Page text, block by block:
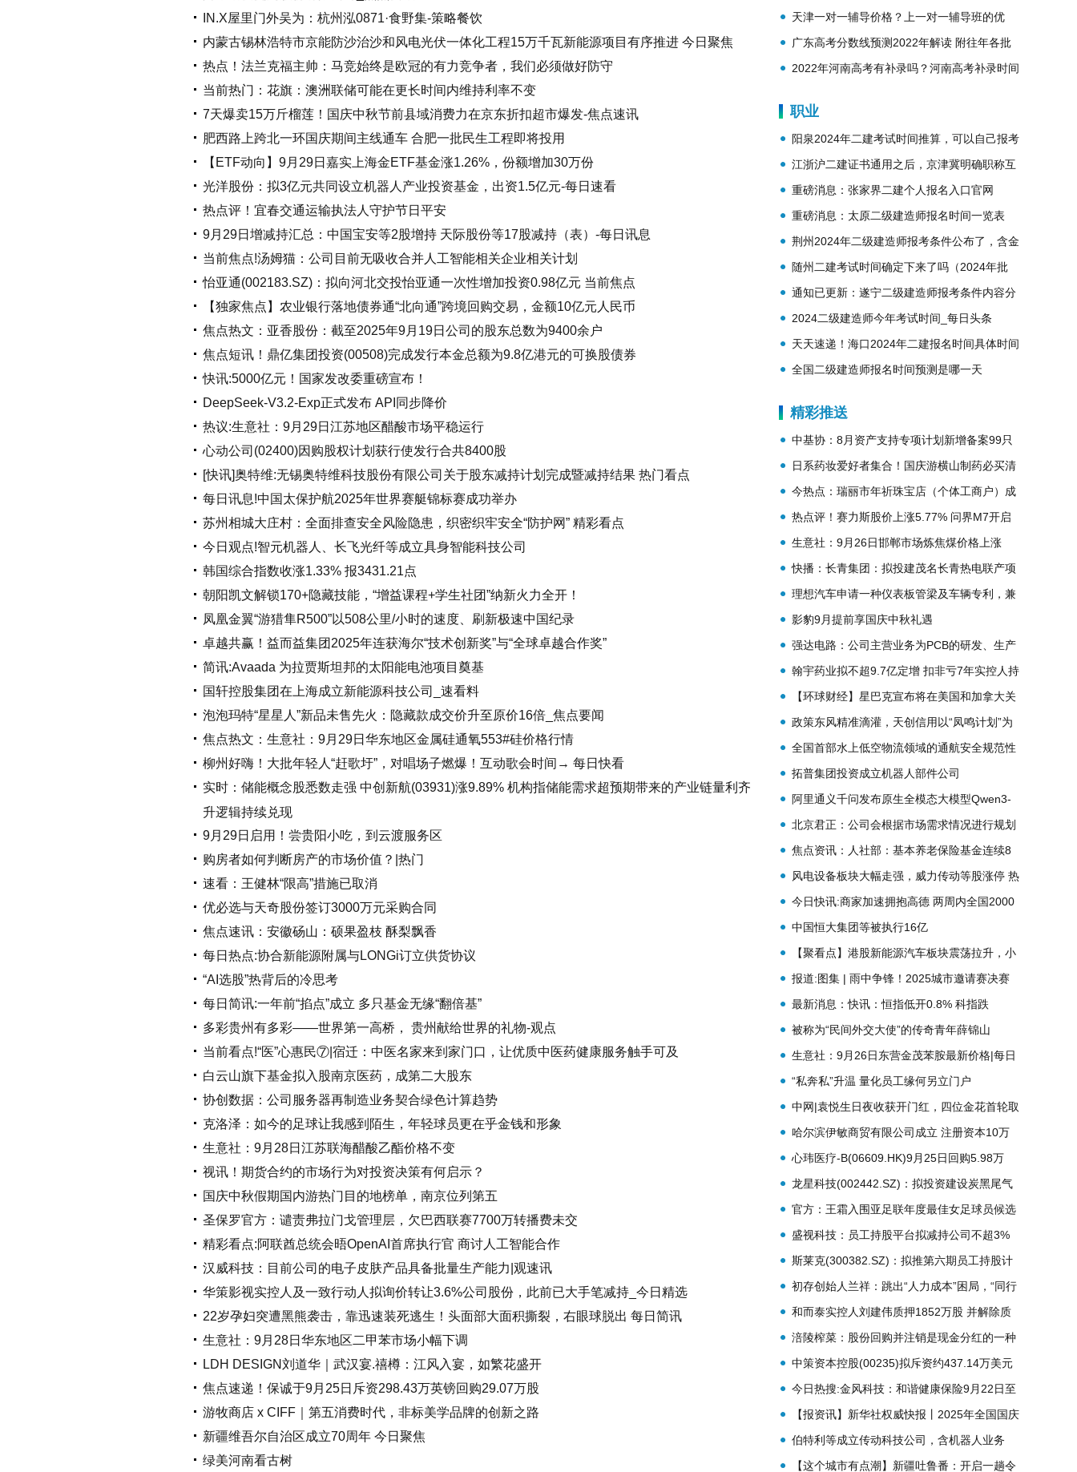
IN.X屋里门外吴为：杭州泓0871·食野集-策略餐饮
内蒙古锡林浩特市京能防沙治沙和风电光伏一体化工程15万千瓦新能源项目有序推进 今日聚焦
热点！法兰克福主帅：马竞始终是欧冠的有力竞争者，我们必须做好防守
当前热门：花旗：澳洲联储可能在更长时间内维持利率不变
7天爆卖15万斤榴莲！国庆中秋节前县域消费力在京东折扣超市爆发-焦点速讯
肥西路上跨北一环国庆期间主线通车 合肥一批民生工程即将投用
【ETF动向】9月29日嘉实上海金ETF基金涨1.26%，份额增加30万份
光洋股份：拟3亿元共同设立机器人产业投资基金，出资1.5亿元-每日速看
热点评！宜春交通运输执法人守护节日平安
9月29日增减持汇总：中国宝安等2股增持 天际股份等17股减持（表）-每日讯息
当前焦点!汤姆猫：公司目前无吸收合并人工智能相关企业相关计划
怡亚通(002183.SZ)：拟向河北交投怡亚通一次性增加投资0.98亿元 当前焦点
【独家焦点】农业银行落地债券通“北向通”跨境回购交易，金额10亿元人民币
焦点热文：亚香股份：截至2025年9月19日公司的股东总数为9400余户
焦点短讯！鼎亿集团投资(00508)完成发行本金总额为9.8亿港元的可换股债券
快讯:5000亿元！国家发改委重磅宣布！
DeepSeek-V3.2-Exp正式发布 API同步降价
热议:生意社：9月29日江苏地区醋酸市场平稳运行
心动公司(02400)因购股权计划获行使发行合共8400股
[快讯]奥特维:无锡奥特维科技股份有限公司关于股东减持计划完成暨减持结果 热门看点
每日讯息!中国太保护航2025年世界赛艇锦标赛成功举办
苏州相城大庄村：全面排查安全风险隐患，织密织牢安全“防护网” 精彩看点
今日观点!智元机器人、长飞光纤等成立具身智能科技公司
韩国综合指数收涨1.33% 报3431.21点
朝阳凯文解锁170+隐藏技能，“增益课程+学生社团”纳新火力全开！
凤凰金翼“游猎隼R500”以508公里/小时的速度、刷新极速中国纪录
卓越共赢！益而益集团2025年连获海尔“技术创新奖”与“全球卓越合作奖”
简讯:Avaada 为拉贾斯坦邦的太阳能电池项目奠基
国轩控股集团在上海成立新能源科技公司_速看料
泡泡玛特“星星人”新品未售先火：隐藏款成交价升至原价16倍_焦点要闻
焦点热文：生意社：9月29日华东地区金属硅通氧553#硅价格行情
柳州好嗨！大批年轻人“赶歌圩”，对唱场子燃爆！互动歌会时间→ 每日快看
实时：储能概念股悉数走强 中创新航(03931)涨9.89% 机构指储能需求超预期带来的产业链量利齐
升逻辑持续兑现
9月29日启用！尝贵阳小吃，到云渡服务区
购房者如何判断房产的市场价值？|热门
速看：王健林“限高”措施已取消
优必选与天奇股份签订3000万元采购合同
焦点速讯：安徽砀山：硕果盈枝 酥梨飘香
每日热点:协合新能源附属与LONGi订立供货协议
“AI选股”热背后的冷思考
每日简讯:一年前“掐点”成立 多只基金无缘“翻倍基”
多彩贵州有多彩——世界第一高桥， 贵州献给世界的礼物-观点
当前看点!“医”心惠民⑦|宿迁：中医名家来到家门口，让优质中医药健康服务触手可及
白云山旗下基金拟入股南京医药，成第二大股东
协创数据：公司服务器再制造业务契合绿色计算趋势
克洛泽：如今的足球让我感到陌生，年轻球员更在乎金钱和形象
生意社：9月28日江苏联海醋酸乙酯价格不变
视讯！期货合约的市场行为对投资决策有何启示？
国庆中秋假期国内游热门目的地榜单，南京位列第五
圣保罗官方：谴责弗拉门戈管理层，欠巴西联赛7700万转播费未交
精彩看点:阿联酋总统会晤OpenAI首席执行官 商讨人工智能合作
汉威科技：目前公司的电子皮肤产品具备批量生产能力|观速讯
华策影视实控人及一致行动人拟询价转让3.6%公司股份，此前已大手笔减持_今日精选
22岁孕妇突遭黑熊袭击，靠迅速装死逃生！头面部大面积撕裂，右眼球脱出 每日简讯
生意社：9月28日华东地区二甲苯市场小幅下调
LDH DESIGN刘道华｜武汉宴.禧樽：江风入宴，如繁花盛开
焦点速递！保诚于9月25日斥资298.43万英镑回购29.07万股
游牧商店 x CIFF｜第五消费时代，非标美学品牌的创新之路
新疆维吾尔自治区成立70周年 今日聚焦
绿美河南看古树
天津一对一辅导价格？上一对一辅导班的优
势？
广东高考分数线预测2022年解读 附往年各批
次分数线
2022年河南高考有补录吗？河南高考补录时间
职业
阳泉2024年二建考试时间推算，可以自己报考
吗
江浙沪二建证书通用之后，京津冀明确职称互
认！一体化进程正急速推进！
重磅消息：张家界二建个人报名入口官网
重磅消息：太原二级建造师报名时间一览表
2024年
荆州2024年二级建造师报考条件公布了，含金
量高吗
随州二建考试时间确定下来了吗（2024年批
次），需要多少费用
通知已更新：遂宁二级建造师报考条件内容分
析2024年
2024二级建造师今年考试时间_每日头条
天天速递！海口2024年二建报名时间具体时间
安排一览表
全国二级建造师报名时间预测是哪一天
精彩推送
中基协：8月资产支持专项计划新增备案99只
新增备案规模合计875.92亿元_热资讯
日系药妆爱好者集合！国庆游横山制药必买清
单请速速收藏
今热点：瑞丽市年祈珠宝店（个体工商户）成
立 注册资本2万人民币
热点评！赛力斯股价上涨5.77% 问界M7开启
全国交付
生意社：9月26日邯郸市场炼焦煤价格上涨
快播：长青集团：拟投建茂名长青热电联产项
目二期及配套管网工程
理想汽车申请一种仪表板管梁及车辆专利，兼
顾轻量化设计与刚性要求_今日聚焦
影豹9月提前享国庆中秋礼遇
强达电路：公司主营业务为PCB的研发、生产
和销售_天天资讯
翰宇药业拟不超9.7亿定增 扣非亏7年实控人持
股9成质押-简讯
【环球财经】星巴克宣布将在美国和加拿大关
闭数百家门店|每日播报
政策东风精准滴灌，天创信用以“凤鸣计划”为
引擎实现跨越式发展
全国首部水上低空物流领域的通航安全规范性
文件正式发布
拓普集团投资成立机器人部件公司
阿里通义千问发布原生全模态大模型Qwen3-
Omni|焦点讯息
北京君正：公司会根据市场需求情况进行规划
布局_焦点热议
焦点资讯：人社部：基本养老保险基金连续8
年实现正收益 年均投资收益率5.15%
风电设备板块大幅走强，威力传动等股涨停 热
消息
今日快讯:商家加速拥抱高德 两周内全国2000
多家餐厅已挂出“扫街榜”招牌
中国恒大集团等被执行16亿
【聚看点】港股新能源汽车板块震荡拉升，小
鹏汽车-W涨超5%
报道:图集 | 雨中争锋！2025城市邀请赛决赛
精彩瞬间
最新消息：快讯：恒指低开0.8% 科指跌
0.97% 科网股普跌 创新药概念普遍低开
被称为“民间外交大使”的传奇青年薛锦山
生意社：9月26日东营金茂苯胺最新价格|每日
头条
“私奔私”升温 量化员工缘何另立门户
中网|袁悦生日夜收获开门红，四位金花首轮取
胜 新视野
哈尔滨伊敏商贸有限公司成立 注册资本10万
人民币|快播报
心玮医疗-B(06609.HK)9月25日回购5.98万
股，耗资370.59万港元
龙星科技(002442.SZ)：拟投资建设炭黑尾气
余热发电机组节能升级改造项目_今热点
官方：王霜入围亚足联年度最佳女足球员候选
人名单-独家焦点
盛视科技：员工持股平台拟减持公司不超3%
股份
斯莱克(300382.SZ)：拟推第六期员工持股计
划
初存创始人兰祥：跳出“人力成本”困局，“同行
者”文化激活品牌硬实力
和而泰实控人刘建伟质押1852万股 并解除质
押1196万股-焦点速递
涪陵榨菜：股份回购并注销是现金分红的一种
方式|每日播报
中策资本控股(00235)拟斥资约437.14万美元
认购AccX Limited25.5万股可换股优先股
今日热搜:金风科技：和谐健康保险9月22日至
9月24日减持5714.19万股
【报资讯】新华社权威快报丨2025年全国国庆
文化和旅游消费月活动启动
伯特利等成立传动科技公司，含机器人业务
【这个城市有点潮】新疆吐鲁番：开启一趟令